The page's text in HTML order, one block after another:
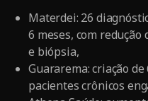
Materdei: 26
6 meses, com redução
e biópsia,
Guararema: criação
pacientes crônicos